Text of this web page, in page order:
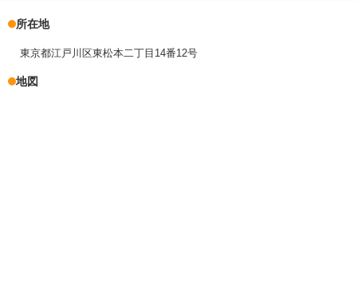
所在地
東京都江戸川区東松本二丁目14番12号
地図